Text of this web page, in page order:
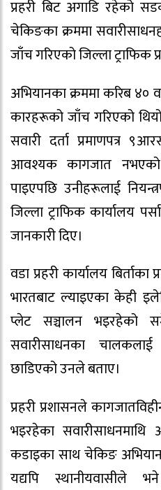
प्रहरी बिट अगाडि रहेको
चेकिङका क्रममा
जाँच गरिएको जिल्ला ट्राफिक
अभियानका क्रममा करिब ४०
कारहरूको जाँच गरिएको
सवारी दर्ता प्रमाणपत्र
आवश्यक कागजात नभएको
पाइएपछि उनीहरूलाई
जिल्ला ट्राफिक कार्यालय
जानकारी दिए।
वडा प्रहरी कार्यालय
भारतबाट ल्याइएका केही
प्लेट सञ्चालन
सवारीसाधनका
छाडिएको उनले बताए।
प्रहरी प्रशासनले
भइरहेका सवारीसाधनमाथि
कडाइका साथ चेकिङ
यद्यपि